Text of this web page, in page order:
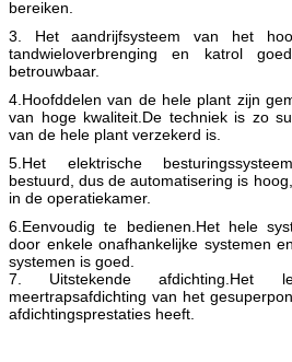
bereiken.
3. Het aandrijfsysteem van het
tandwieloverbrenging en katrol
betrouwbaar.
4.Hoofddelen van de hele plant zijn
van hoge kwaliteit.De techniek is zo
van de hele plant verzekerd is.
5.Het elektrische
bestuurd, dus de automatisering is
in de operatiekamer.
6.Eenvoudig te bedienen.Het hele
door enkele onafhankelijke systemen
systemen is goed.
7. Uitstekende afdichting.Het
meertrapsafdichting van het
afdichtingsprestaties heeft.